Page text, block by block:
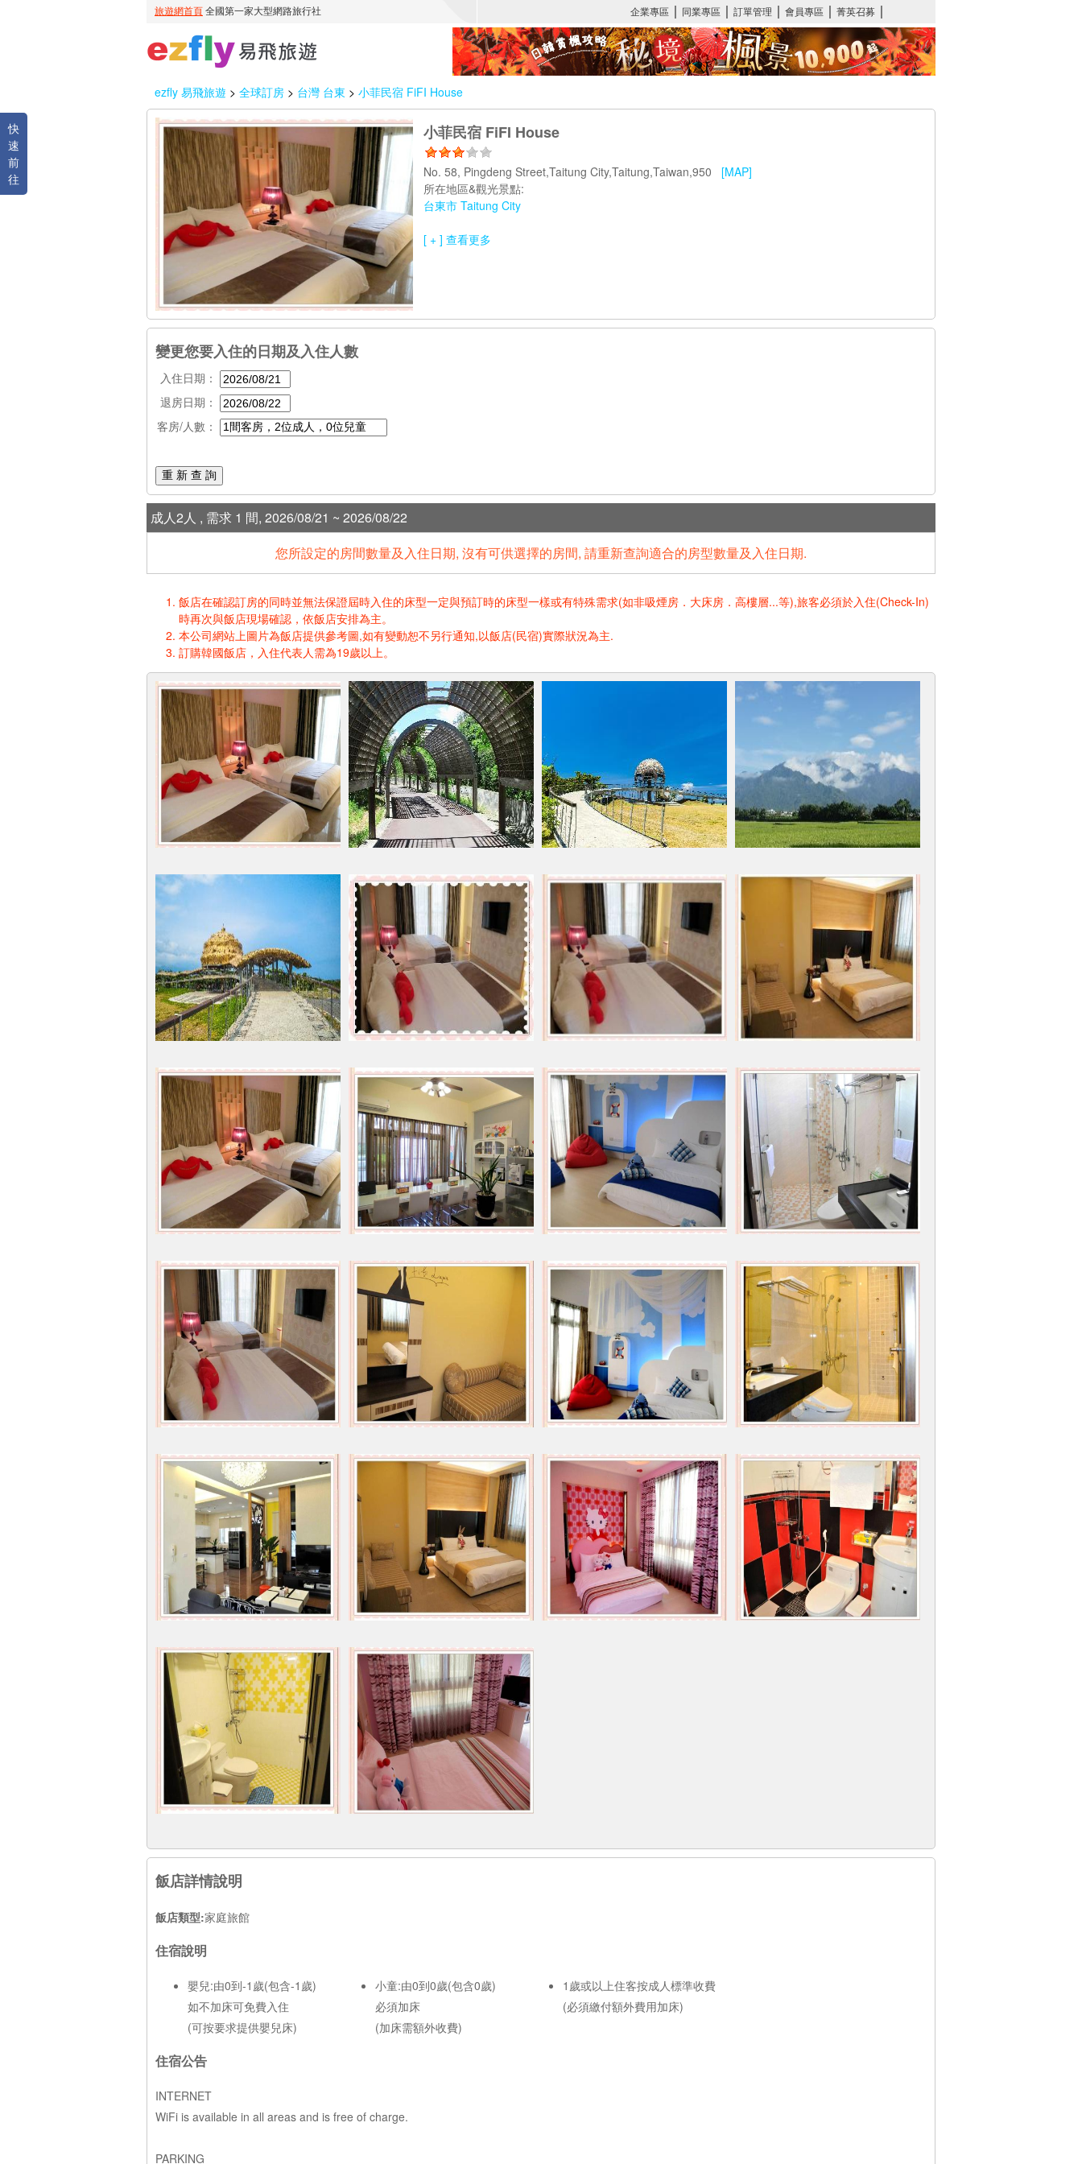
ezfly 易飛旅遊 > 全球訂房 > 台灣 台東 > 小菲民宿 FiFI House
快
速
前
往
小菲民宿 FiFI House
No. 58, Pingdeng Street,Taitung City,Taitung,Taiwan,950 [MAP]
所在地區&觀光景點:
台東市 Taitung City
[ + ] 查看更多
變更您要入住的日期及入住人數
入住日期：
退房日期：
客房/人數：
重 新 查 詢
成人2人 , 需求 1 間, 2026/08/21 ~ 2026/08/22
您所設定的房間數量及入住日期, 沒有可供選擇的房間, 請重新查詢適合的房型數量及入住日期.
飯店在確認訂房的同時並無法保證屆時入住的床型一定與預訂時的床型一樣或有特殊需求(如非吸煙房．大床房．高樓層...等),旅客必須於入住(Check-In)
時再次與飯店現場確認，依飯店安排為主。
本公司網站上圖片為飯店提供參考圖,如有變動恕不另行通知,以飯店(民宿)實際狀況為主.
訂購韓國飯店，入住代表人需為19歲以上。
飯店詳情說明
飯店類型:家庭旅館
住宿說明
嬰兒:由0到-1歲(包含-1歲)
如不加床可免費入住
(可按要求提供嬰兒床)
小童:由0到0歲(包含0歲)
必須加床
(加床需額外收費)
1歲或以上住客按成人標準收費
(必須繳付額外費用加床)
住宿公告
INTERNET
WiFi is available in all areas and is free of charge.
PARKING